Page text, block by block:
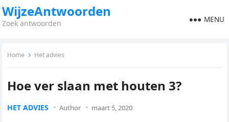
WijzeAntwoorden
Zoek antwoorden MENU
Home Het advies
Hoe ver slaan met houten 3?
HET ADVIES Author maart 5, 2020